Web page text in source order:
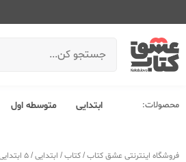
محصولات: ابتدایی متوسطه اول
فروشگاه اینترنتی عشق کتاب/کتاب/ ابتدایی/5 ابتدایی